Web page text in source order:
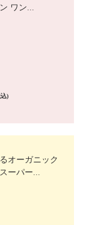
ワン...
)
オーガニック
ーパー...